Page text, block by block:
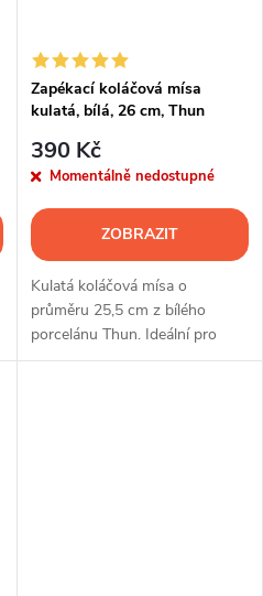
Zapékací koláčová mísa
kulatá, bílá, 26 cm, Thun
390 Kč
Momentálně nedostupné
ZOBRAZIT
Kulatá koláčová mísa o
průměru 25,5 cm z bílého
porcelánu Thun. Ideální pro
pečení koláčů, quichů i dalších